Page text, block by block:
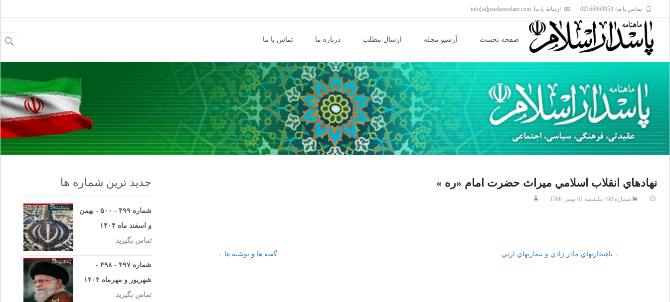
تماس با ما: 02166969953 ارتباط با ما: info[at]pasdareeslam.com
content
صفحه نخست آرشیو مجله ارسال مطلب درباره ما تماس با ما
برای:
نهادهاي انقلاب اسلامي ميراث حضرت امام «ره »
شماره 98 - يکشنبه 01 بهمن 1368
Post
← ناهنجاريهاي مادر زادي و بيماريهاي ارثي گفته ها و نوشته ها →
جدید ترین شماره ها
شماره ۴۹۹ - ۵۰۰ - بهمن
و اسفند ماه ۱۴۰۴
تماس بگیرید
شماره ۴۹۷ - ۴۹۸ -
شهریور و مهرماه ۱۴۰۴
تماس بگیرید